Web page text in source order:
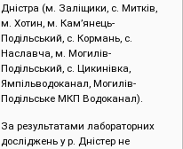
Дністра (м. Заліщики, с. Митків,
м. Хотин, м. Кам’янець-
Подільський, с. Кормань, с.
Наславча, м. Могилів-
Подільський, с. Цикинівка,
Ямпільводоканал, Могилів-
Подільське МКП Водоканал).
За результатами лабораторних
досліджень у р. Дністер не